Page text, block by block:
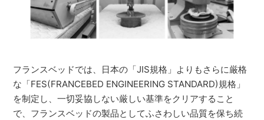
フランスベッドでは、日本の「JIS規格」よりもさらに厳格
な「FES(FRANCEBED ENGINEERING STANDARD)規格」
を制定し、一切妥協しない厳しい基準をクリアすること
で、フランスベッドの製品としてふさわしい品質を保ち続